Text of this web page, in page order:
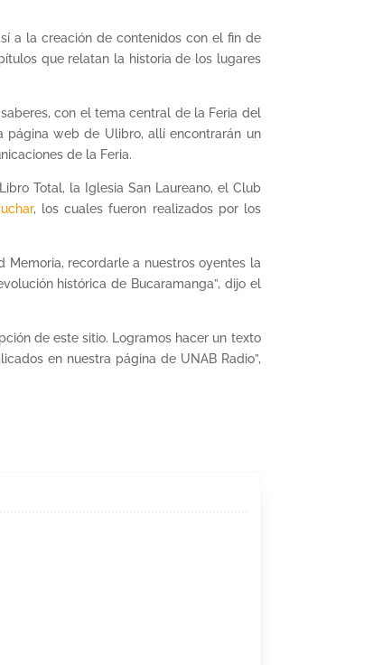
a la creación de contenidos con el fin de
que relatan la historia de los lugares
con el tema central de la Feria del
página web de Ulibro, allí encontrarán un
de la Feria.
Total, la Iglesia San Laureano, el Club
, los cuales fueron realizados por los
recordarle a nuestros oyentes la
histórica de Bucaramanga”, dijo el
de este sitio. Logramos hacer un texto
en nuestra página de UNAB Radio”,